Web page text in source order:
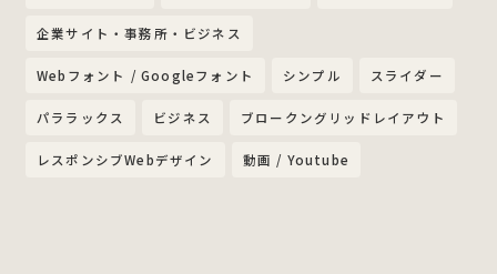
企業サイト・事務所・ビジネス
Webフォント / Googleフォント シンプル スライダー
パララックス ビジネス ブロークングリッドレイアウト
レスポンシブWebデザイン 動画 / Youtube